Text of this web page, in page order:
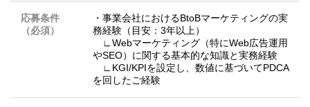
応募条件
（必須）
・事業会社におけるBtoBマーケティングの実
務経験（目安：3年以上）
∟Webマーケティング（特にWeb広告運用
やSEO）に関する基本的な知識と実務経験
∟KGI/KPIを設定し、数値に基づいてPDCA
を回したご経験